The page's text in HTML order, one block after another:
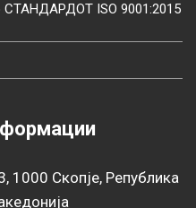
СТАНДАРДОТ ISO 9001:2015
1000 Скопје, Република